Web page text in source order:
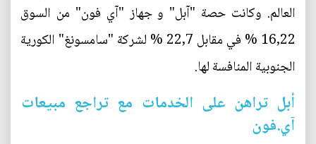
العالم. وكانت حصة "آبل" و جهاز "آي فون" من السوق
16,22 % في مقابل 22,7 % لشركة "سامسونغ" الكورية
الجنوبية المنافسة لها.
أبل تراهن على الخدمات مع تراجع مبيعات
آي.فون